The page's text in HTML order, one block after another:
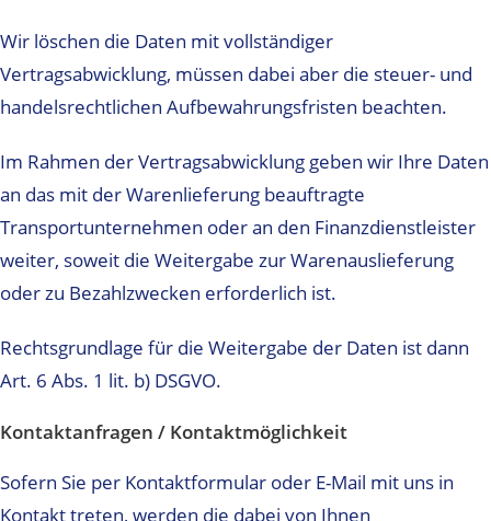
Wir löschen die Daten mit vollständiger
Vertragsabwicklung, müssen dabei aber die steuer- und
handelsrechtlichen Aufbewahrungsfristen beachten.
Im Rahmen der Vertragsabwicklung geben wir Ihre Daten
an das mit der Warenlieferung beauftragte
Transportunternehmen oder an den Finanzdienstleister
weiter, soweit die Weitergabe zur Warenauslieferung
oder zu Bezahlzwecken erforderlich ist.
Rechtsgrundlage für die Weitergabe der Daten ist dann
Art. 6 Abs. 1 lit. b) DSGVO.
Kontaktanfragen / Kontaktmöglichkeit
Sofern Sie per Kontaktformular oder E-Mail mit uns in
Kontakt treten, werden die dabei von Ihnen